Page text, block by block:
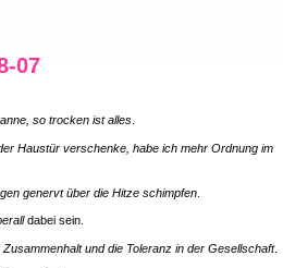
07
so trocken ist alles
Haustür verschenke, habe ich mehr Ordnung im
genervt über die Hitze schimpfen
dabei sein.
Zusammenhalt und die Toleranz in der Gesellschaft.